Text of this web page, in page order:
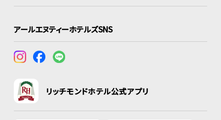
アールエヌティーホテルズSNS
リッチモンドホテル公式アプリ